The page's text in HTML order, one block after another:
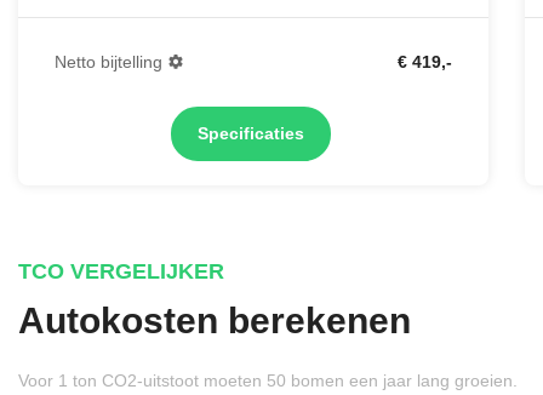
Netto bijtelling € 419,-
Specificaties
TCO VERGELIJKER
Autokosten berekenen
Voor 1 ton CO2-uitstoot moeten 50 bomen een jaar lang groeien.